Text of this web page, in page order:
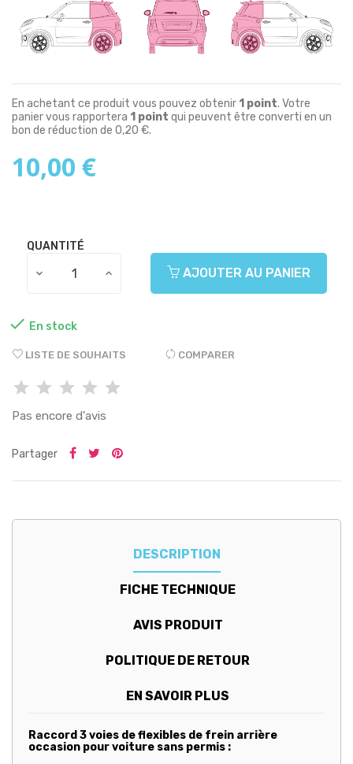
En achetant ce produit vous pouvez obtenir 1 point. Votre
panier vous rapportera 1 point qui peuvent être converti en un
bon de réduction de 0,20 €.
10,00 €
QUANTITÉ
AJOUTER AU PANIER
 En stock
LISTE DE SOUHAITS COMPARER
Pas encore d'avis
Partager
DESCRIPTION
FICHE TECHNIQUE
AVIS PRODUIT
POLITIQUE DE RETOUR
EN SAVOIR PLUS
Raccord 3 voies de flexibles de frein arrière
occasion pour voiture sans permis :